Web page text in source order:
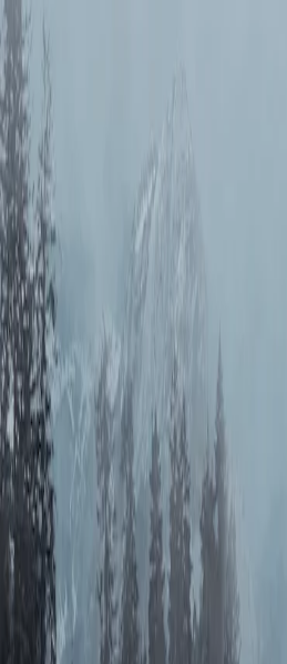
推荐
AI创作
关于我们
知末协议
品牌来源
关于我们